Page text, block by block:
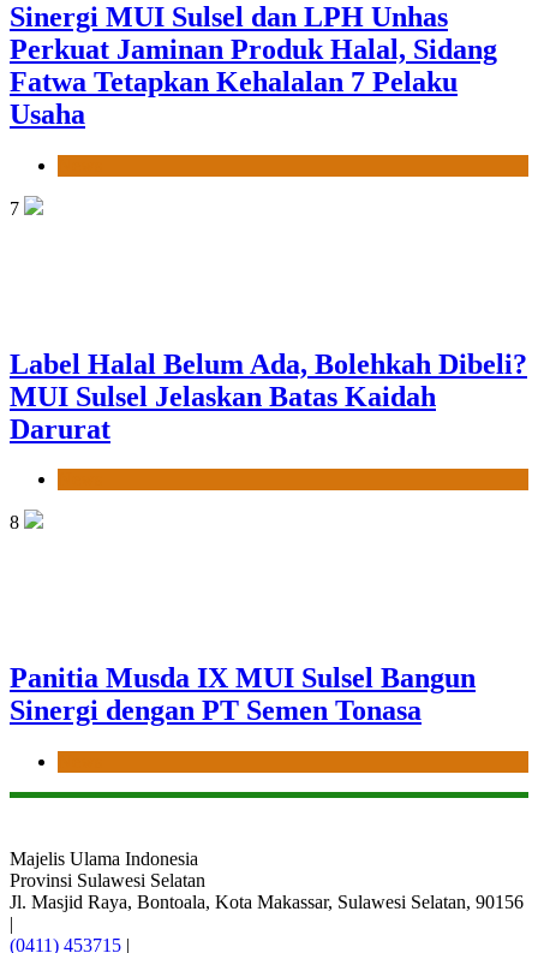
Sinergi MUI Sulsel dan LPH Unhas
Perkuat Jaminan Produk Halal, Sidang
Fatwa Tetapkan Kehalalan 7 Pelaku
Usaha
7
Label Halal Belum Ada, Bolehkah Dibeli?
MUI Sulsel Jelaskan Batas Kaidah
Darurat
8
Panitia Musda IX MUI Sulsel Bangun
Sinergi dengan PT Semen Tonasa
Majelis Ulama Indonesia
Provinsi Sulawesi Selatan
Jl. Masjid Raya, Bontoala, Kota Makassar, Sulawesi Selatan, 90156
|
(0411) 453715 |